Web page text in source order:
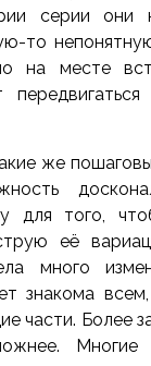
серии они
то
на месте
же
для того,
её
много
знакома
части. Более
Многие